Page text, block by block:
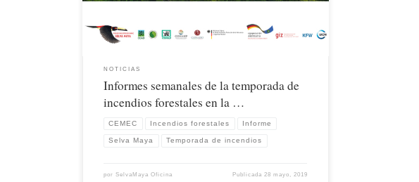
NOTICIAS
Informes semanales de la temporada de
incendios forestales en la …
CEMEC Incendios forestales Informe
Selva Maya Temporada de incendios
porSelvaMaya Oficina Publicada 28 mayo, 2019